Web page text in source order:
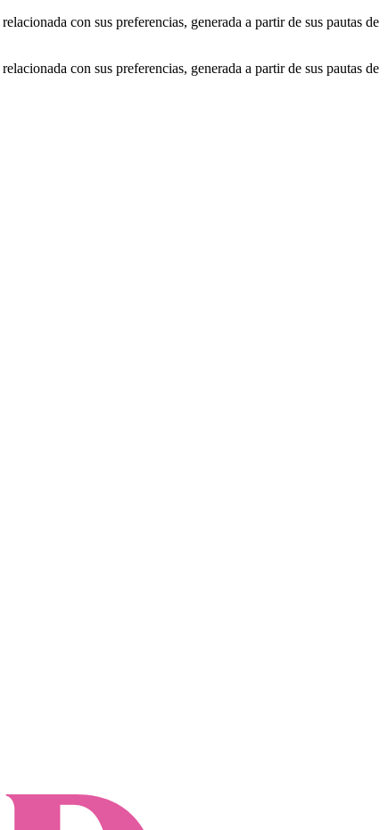
con sus preferencias, generada a partir de sus pautas de
con sus preferencias, generada a partir de sus pautas de